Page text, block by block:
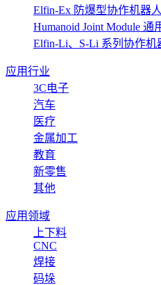
Elfin-Ex 防爆型协作机器人
Humanoid Joint Module 通
Elfin-Li、S-Li 系列协作机
应用行业
3C电子
汽车
医疗
金属加工
教育
新零售
其他
应用领域
上下料
CNC
焊接
码垛